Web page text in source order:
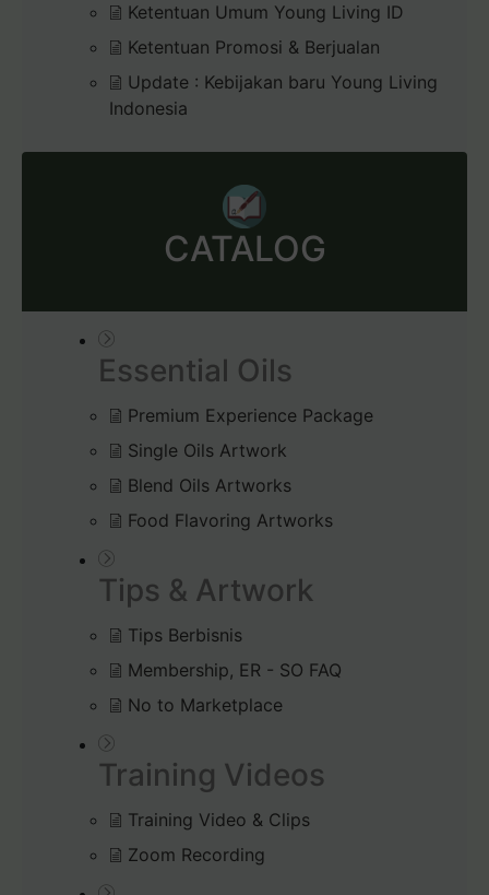
Ketentuan Umum Young Living ID
Ketentuan Promosi & Berjualan
Update : Kebijakan baru Young Living
Indonesia
CATALOG
Essential Oils
Premium Experience Package
Single Oils Artwork
Blend Oils Artworks
Food Flavoring Artworks
Tips & Artwork
Tips Berbisnis
Membership, ER - SO FAQ
No to Marketplace
Training Videos
Training Video & Clips
Zoom Recording